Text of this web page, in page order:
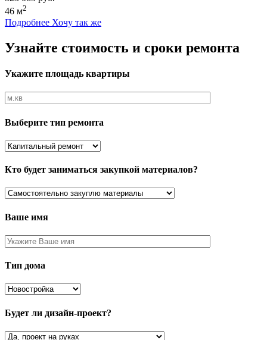
46 м2
Подробнее Хочу так же
Узнайте стоимость и сроки ремонта
Укажите площадь квартиры
Выберите тип ремонта
Кто будет заниматься закупкой материалов?
Ваше имя
Тип дома
Будет ли дизайн-проект?